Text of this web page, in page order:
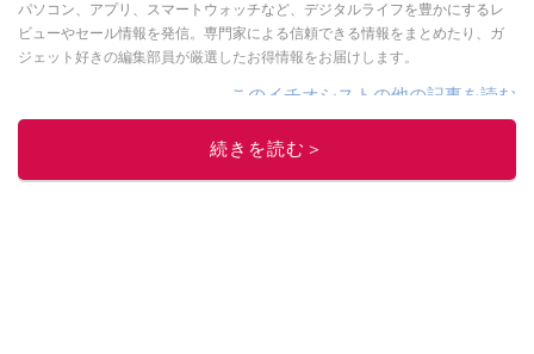
パソコン、アプリ、スマートウォッチなど、デジタルライフを豊かにするレ
ビューやセール情報を発信。専門家による信頼できる情報をまとめたり、ガ
ジェット好きの編集部員が厳選したお得情報をお届けします。
このイチオシストの他の記事を読む
続きを読む＞